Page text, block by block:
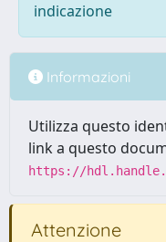
indicazione
Informazioni
Utilizza questo
link a questo
https://
Attenzione